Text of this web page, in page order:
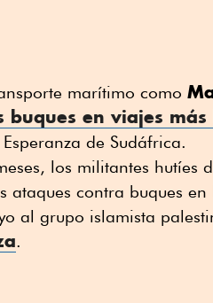
marítimo como
buques en viajes más
de Sudáfrica.
los militantes hutíes
ataques contra buques
al grupo islamista
.